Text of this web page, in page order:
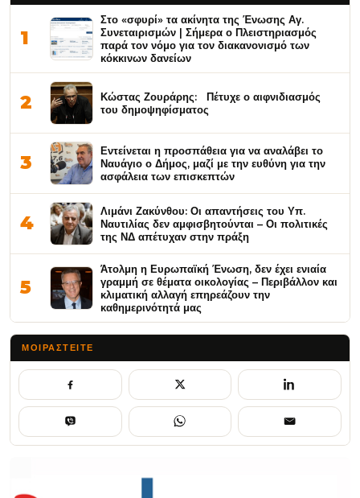
1
Στο «σφυρί» τα ακίνητα της Ένωσης Αγ.
Συνεταιρισμών | Σήμερα ο Πλειστηριασμός
παρά τον νόμο για τον διακανονισμό των
κόκκινων δανείων
2
Κώστας Ζουράρης: Πέτυχε ο αιφνιδιασμός
του δημοψηφίσματος
3
Εντείνεται η προσπάθεια για να αναλάβει το
Ναυάγιο ο Δήμος, μαζί με την ευθύνη για την
ασφάλεια των επισκεπτών
4
Λιμάνι Ζακύνθου: Οι απαντήσεις του Υπ.
Ναυτιλίας δεν αμφισβητούνται – Οι πολιτικές
της ΝΔ απέτυχαν στην πράξη
5
Άτολμη η Ευρωπαϊκή Ένωση, δεν έχει ενιαία
γραμμή σε θέματα οικολογίας – Περιβάλλον και
κλιματική αλλαγή επηρεάζουν την
καθημερινότητά μας
ΜΟΙΡΑΣΤΕΊΤΕ